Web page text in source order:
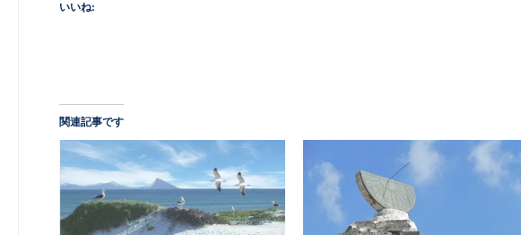
いいね:
関連記事です